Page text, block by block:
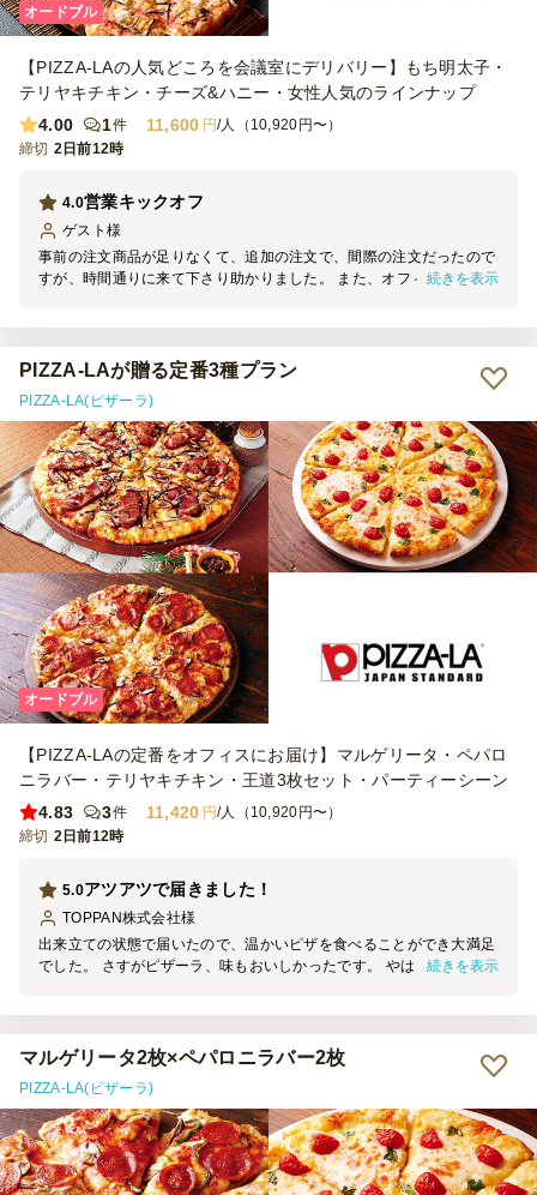
オードブル
【PIZZA-LAの人気どころを会議室にデリバリー】もち明太子・
テリヤキチキン・チーズ&ハニー・女性人気のラインナップ
4.00
1件 11,600 円/人（10,920円〜）
締切 2日前12時
営業キックオフ
4.0
ゲスト 様
事前の注文商品が足りなくて、追加の注文で、間際の注文だったので
すが、時間通りに来て下さり助かりました。 また、オフィスに移転
うにいたします。 お客様用のエレベーターに食べ物のにおいが残る
のは厳禁ということだったので今後、しっかりとした指示をするよう
続きを表示
PIZZA-LAが贈る定番3種プラン
PIZZA-LA(ピザーラ)
オードブル
【PIZZA-LAの定番をオフィスにお届け】マルゲリータ・ペパロ
ニラバー・テリヤキチキン・王道3枚セット・パーティーシーン
4.83
3件 11,420 円/人（10,920円〜）
締切 2日前12時
アツアツで届きました！
5.0
TOPPAN株式会社様
出来立ての状態で届いたので、温かいピザを食べることができ大満足
でした。 さすがピザーラ、味もおいしかったです。 やはりピザがあ
続きを表示
マルゲリータ2枚×ペパロニラバー2枚
PIZZA-LA(ピザーラ)